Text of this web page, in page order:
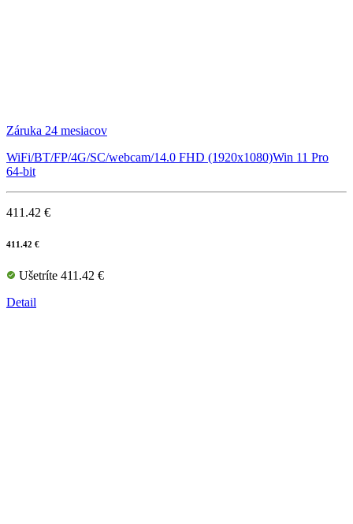
Záruka 24 mesiacov
WiFi/BT/FP/4G/SC/webcam/14.0 FHD (1920x1080)Win 11 Pro
64-bit
411.42 €
411.42 €
Ušetríte 411.42 €
Detail